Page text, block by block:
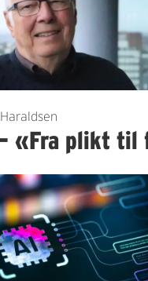
«Fra plikt